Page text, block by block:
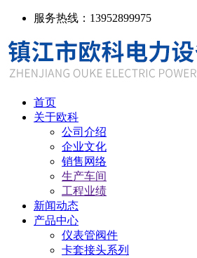
服务热线：13952899975
首页
关于欧科
公司介绍
企业文化
销售网络
生产车间
工程业绩
新闻动态
产品中心
仪表管阀件
卡套接头系列